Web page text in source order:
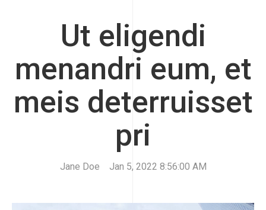
Ut eligendi
menandri eum, et
meis deterruisset
pri
Jane Doe Jan 5, 2022 8:56:00 AM